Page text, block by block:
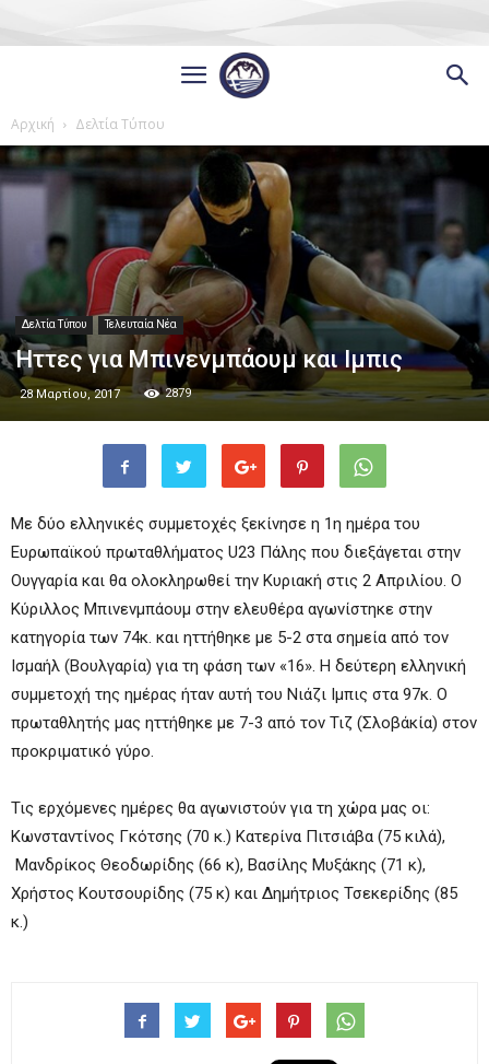
Αρχική Δελτία Τύπου
Δελτία Τύπου Τελευταία Νέα
Ηττες για Μπινενμπάουμ και Ιμπις
28 Μαρτίου, 2017 2879
Με δύο ελληνικές συμμετοχές ξεκίνησε η 1η ημέρα του
Ευρωπαϊκού πρωταθλήματος U23 Πάλης που διεξάγεται στην
Ουγγαρία και θα ολοκληρωθεί την Κυριακή στις 2 Απριλίου. Ο
Κύριλλος Μπινενμπάουμ στην ελευθέρα αγωνίστηκε στην
κατηγορία των 74κ. και ηττήθηκε με 5-2 στα σημεία από τον
Ισμαήλ (Βουλγαρία) για τη φάση των «16». Η δεύτερη ελληνική
συμμετοχή της ημέρας ήταν αυτή του Νιάζι Ιμπις στα 97κ. Ο
πρωταθλητής μας ηττήθηκε με 7-3 από τον Τιζ (Σλοβάκία) στον
προκριματικό γύρο.
Τις ερχόμενες ημέρες θα αγωνιστούν για τη χώρα μας οι:
Κωνσταντίνος Γκότσης (70 κ.) Κατερίνα Πιτσιάβα (75 κιλά),
Μανδρίκος Θεοδωρίδης (66 κ), Βασίλης Μυξάκης (71 κ),
Χρήστος Κουτσουρίδης (75 κ) και Δημήτριος Τσεκερίδης (85
κ.)